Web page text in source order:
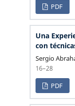
PDF
Una
con
Sergio
16–28
PDF